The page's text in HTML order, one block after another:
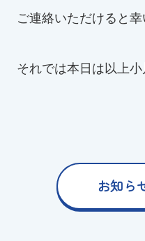
ご連絡いただけると幸
それでは本日は以上
お知ら